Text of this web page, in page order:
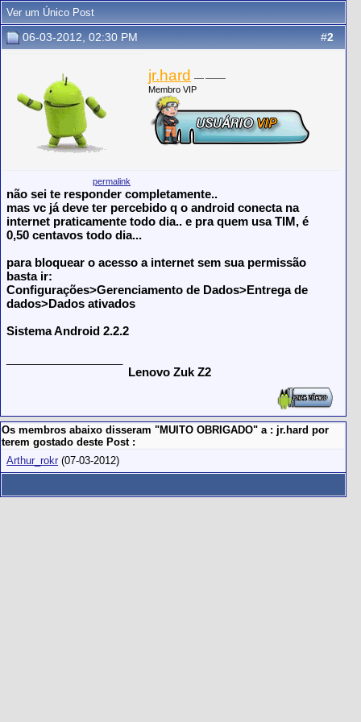
Ver um Único Post
#2
06-03-2012, 02:30 PM
jr.hard
Membro VIP
permalink
não sei te responder completamente..
mas vc já deve ter percebido q o android conecta na
internet praticamente todo dia.. e pra quem usa TIM, é
0,50 centavos todo dia...
para bloquear o acesso a internet sem sua permissão
basta ir:
Configurações>Gerenciamento de Dados>Entrega de
dados>Dados ativados
Sistema Android 2.2.2
Lenovo Zuk Z2
Os membros abaixo disseram "MUITO OBRIGADO" a : jr.hard por
terem gostado deste Post :
Arthur_rokr (07-03-2012)